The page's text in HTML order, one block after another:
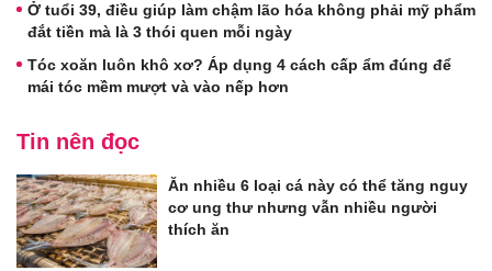
Ở tuổi 39, điều giúp làm chậm lão hóa không phải mỹ phẩm
đắt tiền mà là 3 thói quen mỗi ngày
Tóc xoăn luôn khô xơ? Áp dụng 4 cách cấp ẩm đúng để
mái tóc mềm mượt và vào nếp hơn
Tin nên đọc
Ăn nhiều 6 loại cá này có thể tăng nguy
cơ ung thư nhưng vẫn nhiều người
thích ăn